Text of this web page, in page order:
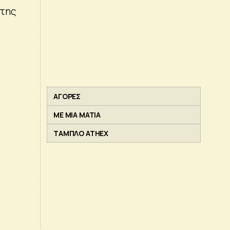
ΑΓΟΡΕΣ
ΜΕ ΜΙΑ ΜΑΤΙΑ
ΤΑΜΠΛΟ ATHEX